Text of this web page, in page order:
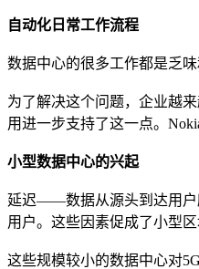
自动化日常工作流程
数据中心的很多工作都是乏
为了解决这个问题，企业越
用进一步支持了这一点。
小型数据中心的兴起
延迟——数据从源头到达用户
用户。这些因素促成了小型
这些规模较小的数据中心对